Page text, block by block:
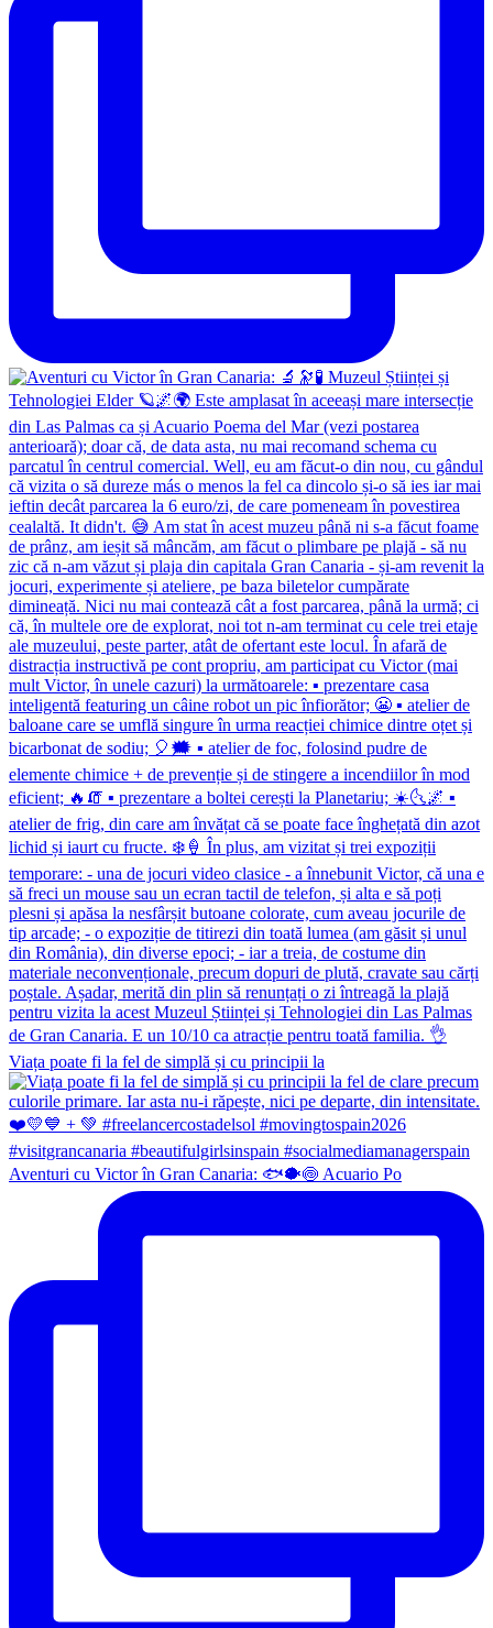
Viața poate fi la fel de simplă și cu principii la
Aventuri cu Victor în Gran Canaria: 🐟🐡🍥 Acuario Po